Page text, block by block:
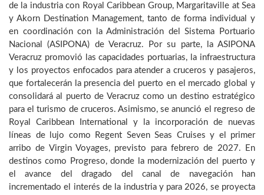
de la industria con Royal Caribbean Group, Margaritaville at Sea
y Akorn Destination Management, tanto de forma individual y
en coordinación con la Administración del Sistema Portuario
Nacional (ASIPONA) de Veracruz. Por su parte, la ASIPONA
Veracruz promovió las capacidades portuarias, la infraestructura
y los proyectos enfocados para atender a cruceros y pasajeros,
que fortalecerán la presencia del puerto en el mercado global y
consolidará al puerto de Veracruz como un destino estratégico
para el turismo de cruceros. Asimismo, se anunció el regreso de
Royal Caribbean International y la incorporación de nuevas
líneas de lujo como Regent Seven Seas Cruises y el primer
arribo de Virgin Voyages, previsto para febrero de 2027. En
destinos como Progreso, donde la modernización del puerto y
el avance del dragado del canal de navegación han
incrementado el interés de la industria y para 2026, se proyecta